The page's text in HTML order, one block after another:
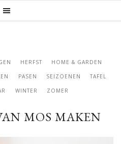
HERFST
HOME & GARDEN
PASEN SEIZOENEN
TAFEL
WINTER ZOMER
MOS MAKEN